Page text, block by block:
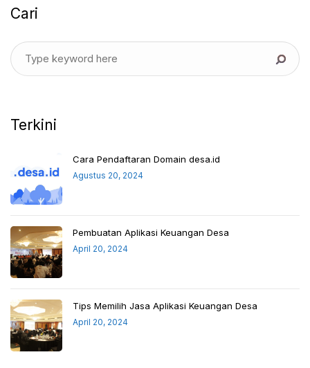
Cari
Terkini
Cara Pendaftaran Domain desa.id
Agustus 20, 2024
Pembuatan Aplikasi Keuangan Desa
April 20, 2024
Tips Memilih Jasa Aplikasi Keuangan Desa
April 20, 2024